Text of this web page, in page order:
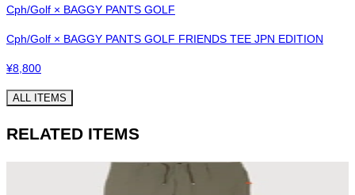
Cph/Golf × BAGGY PANTS GOLF
Cph/Golf × BAGGY PANTS GOLF FRIENDS TEE JPN EDITION
¥8,800
ALL ITEMS
RELATED ITEMS